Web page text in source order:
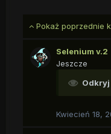
Pokaż poprzednie
Selenium v.2
Jeszcze
Kwiecień 18,